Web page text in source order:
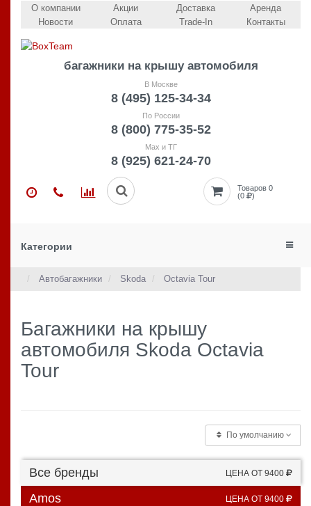
О компании
Новости
Акции
Оплата
Доставка
Trade-In
Аренда
Контакты
багажники на крышу автомобиля
В Москве
8 (495) 125-34-34
По России
8 (800) 775-35-52
Max и ТГ
8 (925) 621-24-70
Товаров 0
(0
)
Категории
Автобагажники Skoda Octavia Tour
Багажники на крышу
автомобиля Skoda Octavia
Tour
По умолчанию
Все бренды ЦЕНА ОТ 9400
Amos ЦЕНА ОТ 9400